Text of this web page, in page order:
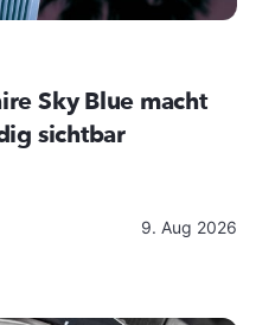
Sky Blue macht
sichtbar
9. Aug 2026